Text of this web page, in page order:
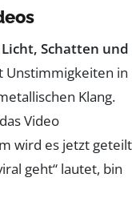
Licht, Schatten und
Unstimmigkeiten in
Klang.
Video
wird es jetzt
geht“ lautet, bin